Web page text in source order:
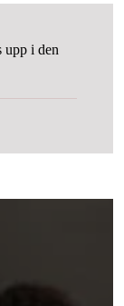
upp i den